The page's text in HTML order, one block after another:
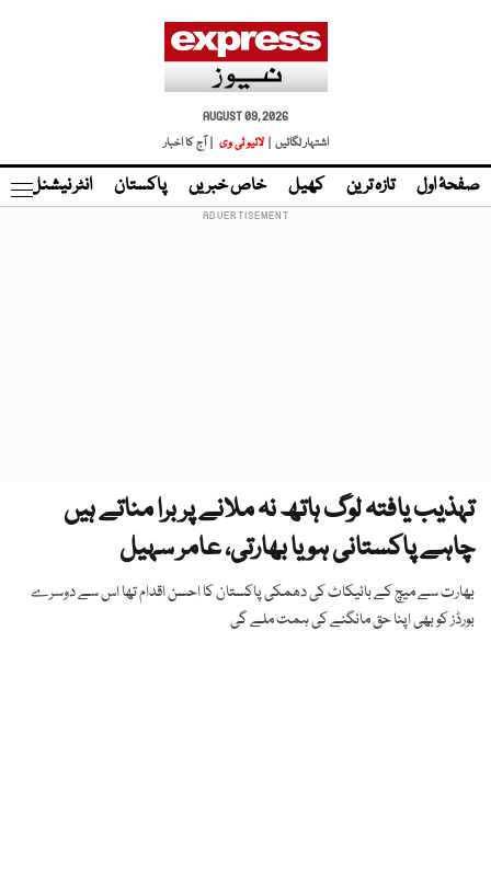
AUGUST 09, 2026
اشتہار لگائیں |
لائیو ٹی وی | آج کا اخبار
صفحۂ اول تازہ ترین کھیل خاص خبریں پاکستان انٹر نیشنل
تہذیب یافتہ لوگ ہاتھ نہ ملانے پر برا مناتے ہیں
چاہے پاکستانی ہو یا بھارتی، عامر سہیل
بھارت سے میچ کے بائیکاٹ کی دھمکی پاکستان کا احسن اقدام تھا اس سے دوسرے
بورڈز کو بھی اپنا حق مانگنے کی ہمت ملے گی